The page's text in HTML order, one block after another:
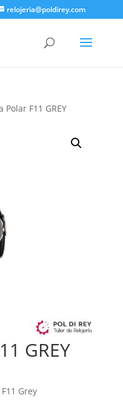
relojeria@poldirey.com
Polar F11 GREY
GREY
Grey